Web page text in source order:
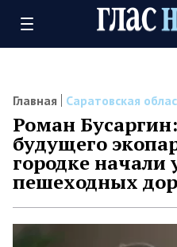
Главная Саратовская
Роман
будущего
городке начали
пешеходных